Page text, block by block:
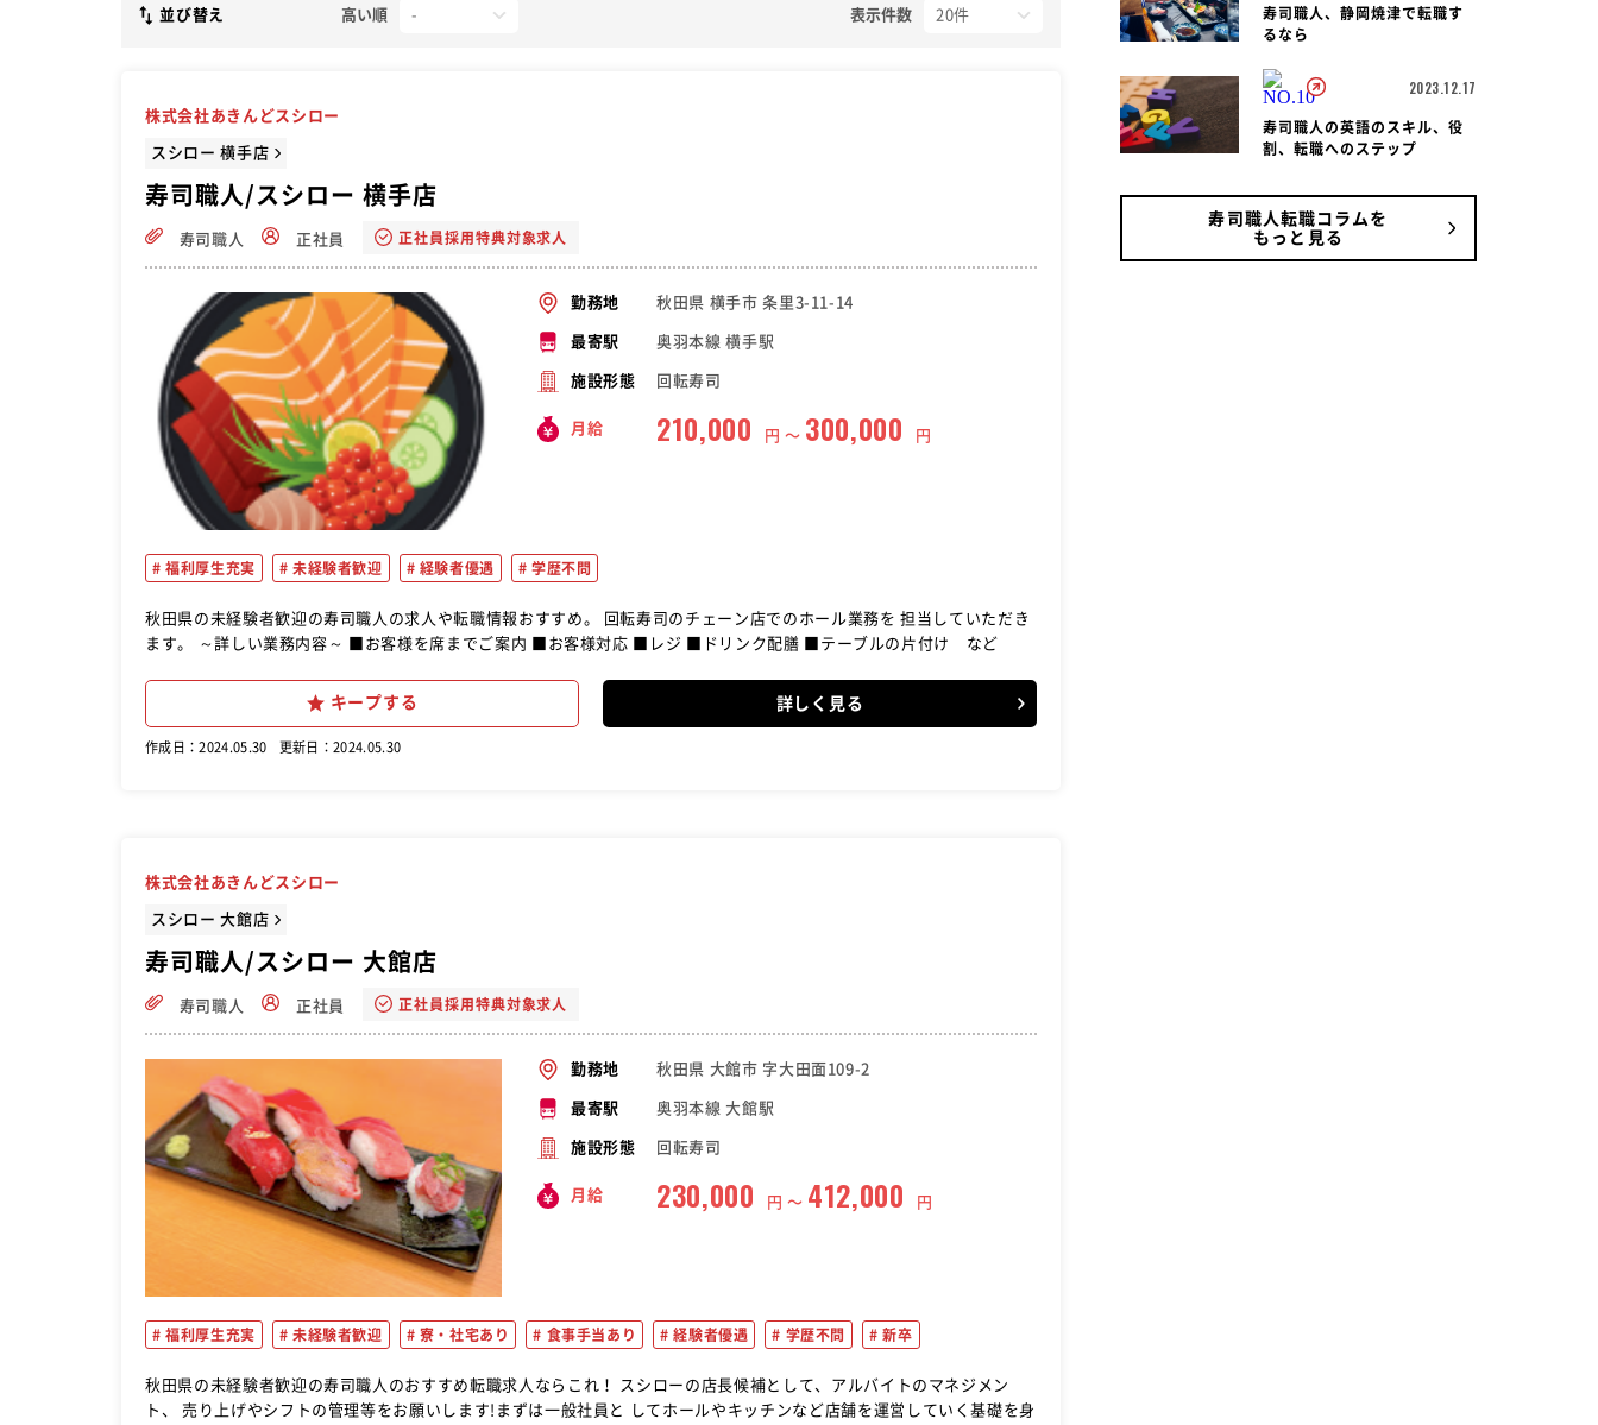
並び替え 高い順 表示件数
株式会社あきんどスシロー
スシロー 横手店
寿司職人/スシロー 横手店
寿司職人 正社員 正社員採用特典対象求人
勤務地 秋田県 横手市 条里3-11-14
最寄駅 奥羽本線 横手駅
施設形態 回転寿司
月給 210,000 円 〜 300,000 円
福利厚生充実 未経験者歓迎 経験者優遇 学歴不問
秋田県の未経験者歓迎の寿司職人の求人や転職情報おすすめ。 回転寿司のチェーン店でのホール業務を 担当していただき
ます。 ～詳しい業務内容～ ■お客様を席までご案内 ■お客様対応 ■レジ ■ドリンク配膳 ■テーブルの片付け など
キープする 詳しく見る
作成日：2024.05.30 更新日：2024.05.30
株式会社あきんどスシロー
スシロー 大館店
寿司職人/スシロー 大館店
寿司職人 正社員 正社員採用特典対象求人
勤務地 秋田県 大館市 字大田面109-2
最寄駅 奥羽本線 大館駅
施設形態 回転寿司
月給 230,000 円 〜 412,000 円
福利厚生充実 未経験者歓迎 寮・社宅あり 食事手当あり 経験者優遇 学歴不問 新卒
秋田県の未経験者歓迎の寿司職人のおすすめ転職求人ならこれ！ スシローの店長候補として、アルバイトのマネジメン
ト、 売り上げやシフトの管理等をお願いします!まずは一般社員と してホールやキッチンなど店舗を運営していく基礎を身
寿司職人、静岡焼津で転職す
るなら
2023.12.17
寿司職人の英語のスキル、役
割、転職へのステップ
寿司職人転職コラムを
もっと見る